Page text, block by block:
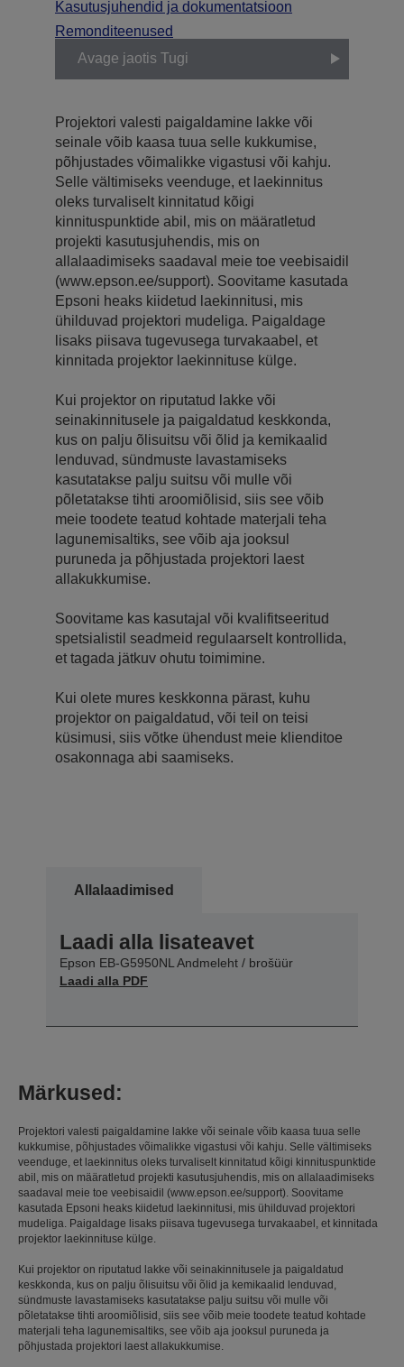
Kasutusjuhendid ja dokumentatsioon
Remonditeenused
Avage jaotis Tugi
Projektori valesti paigaldamine lakke või
seinale võib kaasa tuua selle kukkumise,
põhjustades võimalikke vigastusi või kahju.
Selle vältimiseks veenduge, et laekinnitus
oleks turvaliselt kinnitatud kõigi
kinnituspunktide abil, mis on määratletud
projekti kasutusjuhendis, mis on
allalaadimiseks saadaval meie toe veebisaidil
(www.epson.ee/support). Soovitame kasutada
Epsoni heaks kiidetud laekinnitusi, mis
ühilduvad projektori mudeliga. Paigaldage
lisaks piisava tugevusega turvakaabel, et
kinnitada projektor laekinnituse külge.
Kui projektor on riputatud lakke või
seinakinnitusele ja paigaldatud keskkonda,
kus on palju õlisuitsu või õlid ja kemikaalid
lenduvad, sündmuste lavastamiseks
kasutatakse palju suitsu või mulle või
põletatakse tihti aroomiõlisid, siis see võib
meie toodete teatud kohtade materjali teha
lagunemisaltiks, see võib aja jooksul
puruneda ja põhjustada projektori laest
allakukkumise.
Soovitame kas kasutajal või kvalifitseeritud
spetsialistil seadmeid regulaarselt kontrollida,
et tagada jätkuv ohutu toimimine.
Kui olete mures keskkonna pärast, kuhu
projektor on paigaldatud, või teil on teisi
küsimusi, siis võtke ühendust meie klienditoe
osakonnaga abi saamiseks.
Allalaadimised
Laadi alla lisateavet
Epson EB-G5950NL Andmeleht / brošüür
Laadi alla PDF
Märkused:
Projektori valesti paigaldamine lakke või seinale võib kaasa tuua selle
kukkumise, põhjustades võimalikke vigastusi või kahju. Selle vältimiseks
veenduge, et laekinnitus oleks turvaliselt kinnitatud kõigi kinnituspunktide
abil, mis on määratletud projekti kasutusjuhendis, mis on allalaadimiseks
saadaval meie toe veebisaidil (www.epson.ee/support). Soovitame
kasutada Epsoni heaks kiidetud laekinnitusi, mis ühilduvad projektori
mudeliga. Paigaldage lisaks piisava tugevusega turvakaabel, et kinnitada
projektor laekinnituse külge.
Kui projektor on riputatud lakke või seinakinnitusele ja paigaldatud
keskkonda, kus on palju õlisuitsu või õlid ja kemikaalid lenduvad,
sündmuste lavastamiseks kasutatakse palju suitsu või mulle või
põletatakse tihti aroomiõlisid, siis see võib meie toodete teatud kohtade
materjali teha lagunemisaltiks, see võib aja jooksul puruneda ja
põhjustada projektori laest allakukkumise.